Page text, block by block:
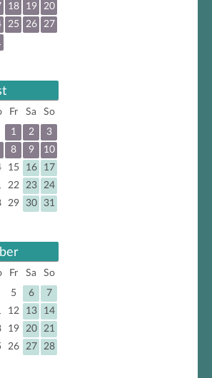
18 19
20
25 26
27
Fr Sa
So
1 2
3
8 9
10
15 16
17
22 23
24
29 30 31
Fr Sa
So
5 6
7
12 13
14
19 20
21
26 27
28